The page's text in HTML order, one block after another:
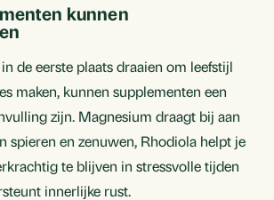
kunnen
de eerste plaats draaien om leefstijl
maken, kunnen supplementen een
zijn. Magnesium draagt bij aan
spieren en zenuwen, Rhodiola helpt je
te blijven in stressvolle tijden
innerlijke rust.